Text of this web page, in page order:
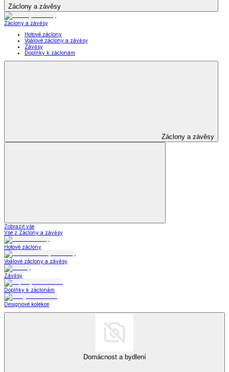
Záclony a závěsy
Záclony a závěsy
Hotové záclony
Voálové záclony a závěsy
Závěsy
Doplňky k záclonám
Záclony a závěsy
Zobrazit vše
Vše z Záclony a závěsy
Hotové záclony
Voálové záclony a závěsy
Závěsy
Doplňky k záclonám
Designové kolekce
Domácnost a bydlení